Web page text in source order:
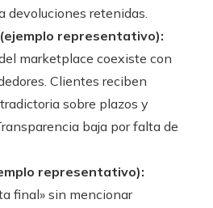
devoluciones retenidas.
representativo):
marketplace coexiste con
Clientes reciben
sobre plazos y
baja por falta de
representativo):
final» sin mencionar